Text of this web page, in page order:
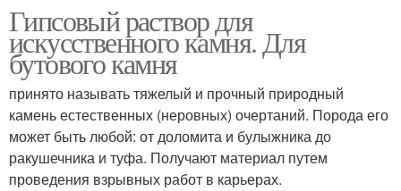
Гипсовый раствор для
искусственного камня. Для
бутового камня
принято называть тяжелый и прочный природный
камень естественных (неровных) очертаний. Порода его
может быть любой: от доломита и булыжника до
ракушечника и туфа. Получают материал путем
проведения взрывных работ в карьерах.